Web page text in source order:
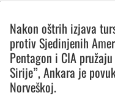
Nakon oštrih izjava
protiv Sjedinjenih
Pentagon i CIA
Sirije”, Ankara je
Norveškoj.